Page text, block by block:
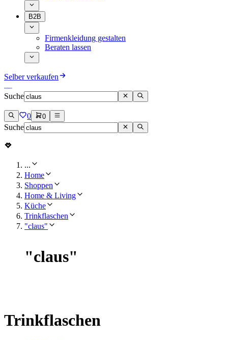
B2B
Firmenkleidung gestalten
Beraten lassen
Selber verkaufen
Suche
0 0
Suche
...
Home
Shoppen
Home & Living
Küche
Trinkflaschen
"claus"
"claus"
Trinkflaschen